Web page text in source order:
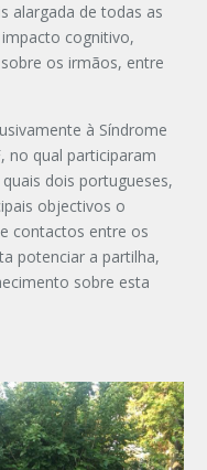
alargada de todas as
cognitivo,
os irmãos, entre
à Síndrome
no qual participaram
dois portugueses,
objectivos o
contactos entre os
potenciar a partilha,
sobre esta